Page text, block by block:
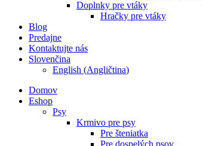
Doplnky pre vtáky
Hračky pre vtáky
Blog
Predajne
Kontaktujte nás
Slovenčina
English (Angličtina)
Domov
Eshop
Psy
Krmivo pre psy
Pre šteniatka
Pre dospelých psov